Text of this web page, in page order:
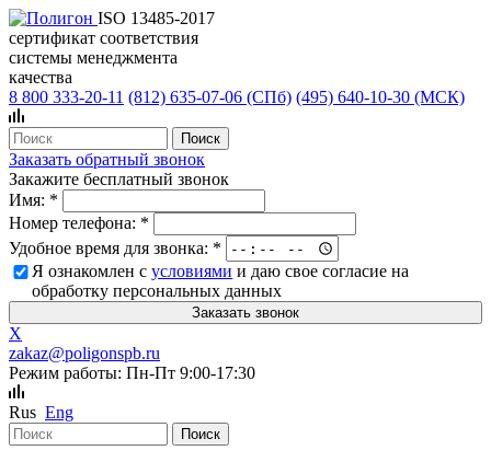
ISO 13485-2017
сертификат соответствия
системы менеджмента
качества
8 800 333-20-11 (812) 635-07-06 (СПб) (495) 640-10-30 (МСК)
Заказать обратный звонок
Закажите бесплатный звонок
Имя: *
Номер телефона: *
Удобное время для звонка: *
Я ознакомлен сусловиями и даю свое согласие на
обработку персональных данных
X
zakaz@poligonspb.ru
Режим работы: Пн-Пт 9:00-17:30
Rus Eng